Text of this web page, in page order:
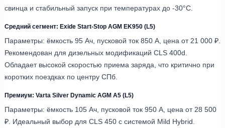
свинца и стабильный запуск при температурах до -30°C.
Средний сегмент: Exide Start-Stop AGM EK950 (L5)
Параметры: ёмкость 95 Ач, пусковой ток 850 А, цена от 21 000 ₽.
Рекомендован для дизельных модификаций CLS 400d.
Обладает высокой скоростью приема заряда, что критично при
коротких поездках по центру СПб.
Премиум: Varta Silver Dynamic AGM A5 (L5)
Параметры: ёмкость 105 Ач, пусковой ток 950 А, цена от 28 500
₽. Идеальный выбор для CLS 450 с системой Mild Hybrid.